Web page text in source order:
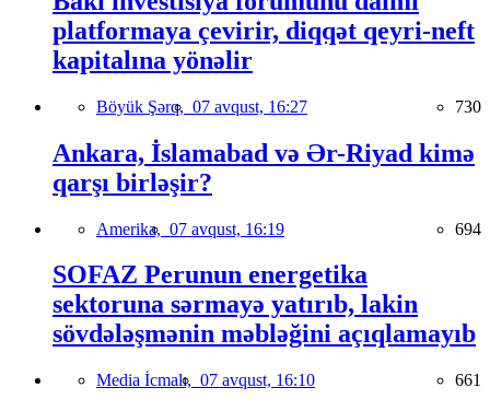
platformaya çevirir, diqqət qeyri-neft
kapitalına yönəlir
Böyük Şərq, 07 avqust, 16:27 730
Ankara, İslamabad və Ər-Riyad kimə
qarşı birləşir?
Amerika, 07 avqust, 16:19 694
SOFAZ Perunun energetika
sektoruna sərmayə yatırıb, lakin
sövdələşmənin məbləğini açıqlamayıb
Media İcmalı, 07 avqust, 16:10 661